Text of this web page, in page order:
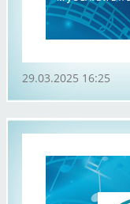
29.03.2025 16:25